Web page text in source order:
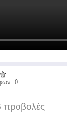
0
προβολές